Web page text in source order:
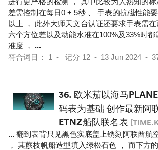
差需控制在每日0 + 5秒 、 手表的抗磁性能
以上 ， 此外大师天文台认证还要求手表需在
六个方位差以及动能水准在100%及33%时
准度 ， ...
符合词目： 1 - 记分 12 - 13 Jun 2024 -
36. 欧米茄以海马
码表为基础 创作最新阿
ETNZ船队联名表
... 翻到表背只见黑色实底盖上镌刻阿联酋航
， 其蕨枝帆船造型填入绿松石色 ， 而下方